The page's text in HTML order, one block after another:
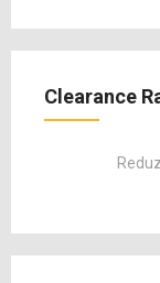
Clearance